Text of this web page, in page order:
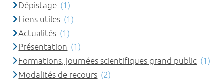
Dépistage (1)
Liens utiles (1)
Actualités (1)
Présentation (1)
Formations, journées scientifiques grand public (1)
Modalités de recours (2)